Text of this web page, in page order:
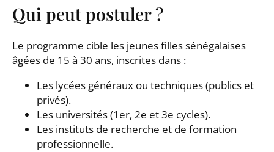
Qui peut postuler ?
Le programme cible les jeunes filles sénégalaises
âgées de 15 à 30 ans, inscrites dans :
Les lycées généraux ou techniques (publics et
privés).
Les universités (1er, 2e et 3e cycles).
Les instituts de recherche et de formation
professionnelle.